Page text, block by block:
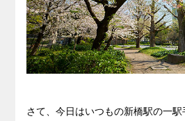
さて、今日はいつもの新橋駅の一